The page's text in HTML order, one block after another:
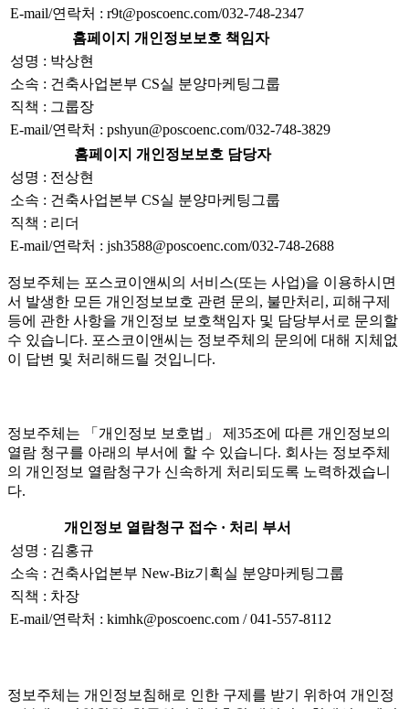
E-mail/연락처 : r9t@poscoenc.com/032-748-2347
홈페이지 개인정보보호 책임자
성명 : 박상현
소속 : 건축사업본부 CS실 분양마케팅그룹
직책 : 그룹장
E-mail/연락처 : pshyun@poscoenc.com/032-748-3829
홈페이지 개인정보보호 담당자
성명 : 전상현
소속 : 건축사업본부 CS실 분양마케팅그룹
직책 : 리더
E-mail/연락처 : jsh3588@poscoenc.com/032-748-2688
정보주체는 포스코이앤씨의 서비스(또는 사업)을 이용하시면
서 발생한 모든 개인정보보호 관련 문의, 불만처리, 피해구제
등에 관한 사항을 개인정보 보호책임자 및 담당부서로 문의할
수 있습니다. 포스코이앤씨는 정보주체의 문의에 대해 지체없
이 답변 및 처리해드릴 것입니다.
정보주체는 「개인정보 보호법」 제35조에 따른 개인정보의
열람 청구를 아래의 부서에 할 수 있습니다. 회사는 정보주체
의 개인정보 열람청구가 신속하게 처리되도록 노력하겠습니
다.
개인정보 열람청구 접수 · 처리 부서
성명 : 김홍규
소속 : 건축사업본부 New-Biz기획실 분양마케팅그룹
직책 : 차장
E-mail/연락처 : kimhk@poscoenc.com / 041-557-8112
정보주체는 개인정보침해로 인한 구제를 받기 위하여 개인정